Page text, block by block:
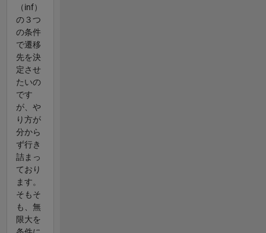
（inf）
の３つ
の条件
で遷移
先を決
定させ
たいの
です
が、や
り方が
分から
ず行き
詰まっ
ており
ます。
そもそ
も、無
限大を